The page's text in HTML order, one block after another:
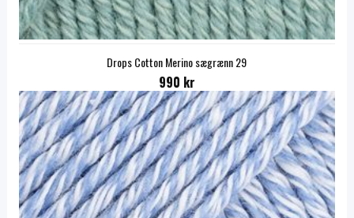
Drops Cotton Merino sægrænn 29
990 kr